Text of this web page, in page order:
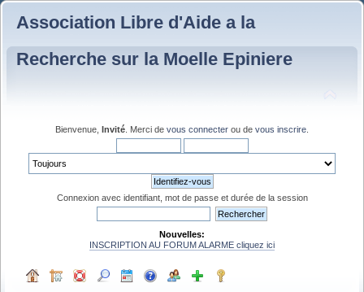
Association Libre d'Aide a la
Recherche sur la Moelle Epiniere
Bienvenue, Invité . Merci de vous connecter ou de vous inscrire
Connexion avec identifiant, mot de passe et durée de la session
Nouvelles:
INSCRIPTION AU FORUM ALARME cliquez ici